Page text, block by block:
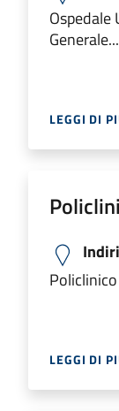
Ospedale
Generale...
LEGGI DI
LEGGI DI